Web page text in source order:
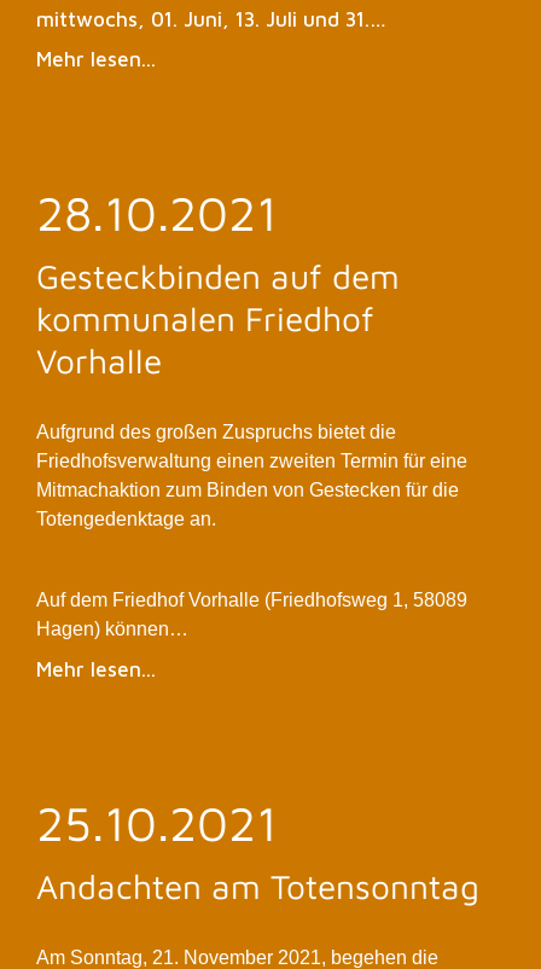
mittwochs, 01. Juni, 13. Juli und 31.…
Mehr lesen...
28.10.2021
Gesteckbinden auf dem
kommunalen Friedhof
Vorhalle
Aufgrund des großen Zuspruchs bietet die
Friedhofsverwaltung einen zweiten Termin für eine
Mitmachaktion zum Binden von Gestecken für die
Totengedenktage an.
Auf dem Friedhof Vorhalle (Friedhofsweg 1, 58089
Hagen) können…
Mehr lesen...
25.10.2021
Andachten am Totensonntag
Am Sonntag, 21. November 2021, begehen die